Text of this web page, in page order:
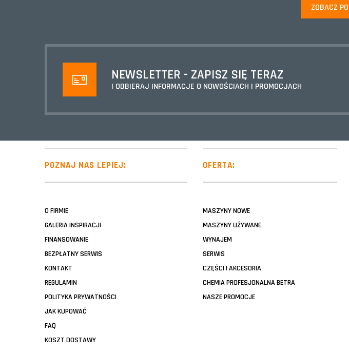
ZOBACZ
NEWSLETTER - ZAPISZ SIĘ TERAZ
I ODBIERAJ INFORMACJE O NOWOŚCIACH I PROMOCJACH
POZNAJ NAS LEPIEJ:
O FIRMIE
GALERIA INSPIRACJI
FINANSOWANIE
BEZPŁATNY SERWIS
KONTAKT
REGULAMIN
POLITYKA PRYWATNOŚCI
JAK KUPOWAĆ
FAQ
KOSZT DOSTAWY
OFERTA:
MASZYNY NOWE
MASZYNY UŻYWANE
WYNAJEM
SERWIS
CZĘŚCI I AKCESORIA
CHEMIA PROFESJONALNA BETRA
NASZE PROMOCJE